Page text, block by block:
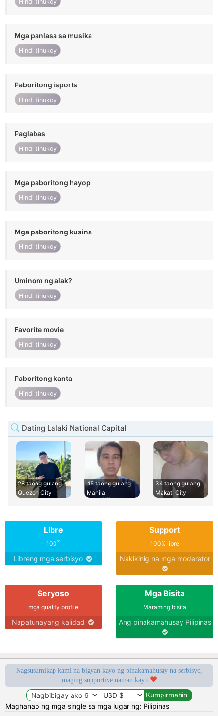
Hindi tinukoy
Mga panlasa sa musika
Hindi tinukoy
Paboritong isports
Hindi tinukoy
Paglabas
Hindi tinukoy
Mga paboritong hayop
Hindi tinukoy
Mga paboritong kusina
Hindi tinukoy
Uminom ng alak?
Hindi tinukoy
Favorite movie
Hindi tinukoy
Paboritong kanta
Hindi tinukoy
Dating Lalaki National Capital
28 taong gulang
Quezon City
45 taong gulang
Manila
34 taong gulang
Makati City
Libre
100%
Libreng mga serbisyo
Support
100% libre
Nakikinig na mga moderator
Seryoso
mga quality profile
Napatunayang kalidad
Mga Bisita
Maraming bisita
Ang pinakamahusay Pilipinas
Nagsusumikap kami na bigyan kayo ng pinakamahusay na serbisyo,
maging supportive naman kayo
Maghanap ng mga single sa mga lugar ng: Pilipinas